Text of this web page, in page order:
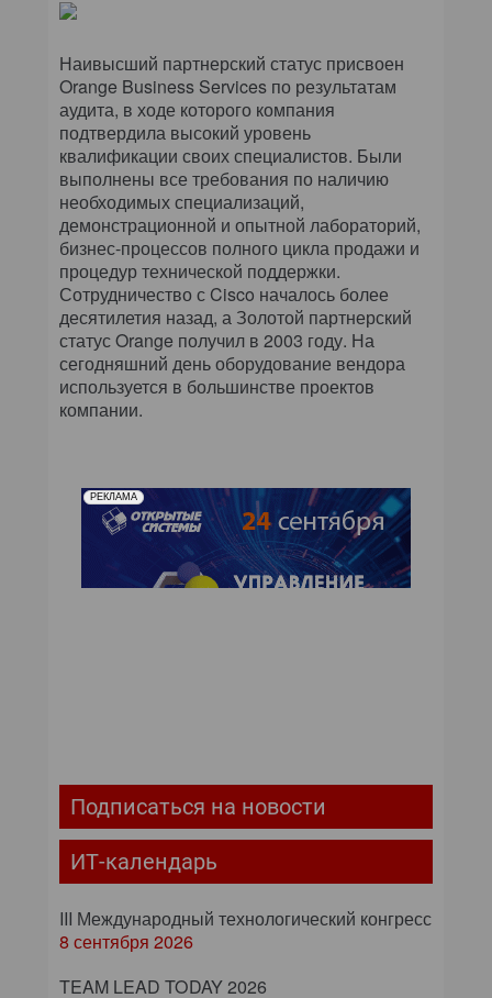
ИТ В ЗДРАВООХРАНЕНИИ
ИТ-КАЛЕНДАРЬ
ЭКСПЕРТИЗА
АРХИВ ЖУРНАЛОВ
Наивысший партнерский статус присвоен
Orange Business Services по результатам
аудита, в ходе которого компания
подтвердила высокий уровень
квалификации своих специалистов. Были
выполнены все требования по наличию
необходимых специализаций,
демонстрационной и опытной лабораторий,
бизнес-процессов полного цикла продажи и
процедур технической поддержки.
Сотрудничество с Cisco началось более
десятилетия назад, а Золотой партнерский
статус Orange получил в 2003 году. На
сегодняшний день оборудование вендора
используется в большинстве проектов
компании.
РЕКЛАМА
Подписаться на новости
ИТ-календарь
III Международный технологический конгресс
8 сентября 2026
TEAM LEAD TODAY 2026